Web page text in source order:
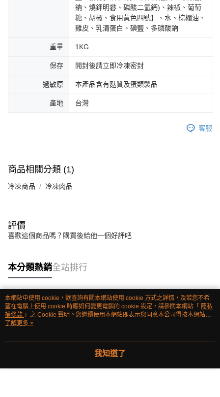
鈉、燒鉀明礬、磷酸二氫鈣)、辣椒、葡萄
糖、胡椒、食用黃色四號】、水、棕櫚油、
雞皮、乳清蛋白、碘鹽、多磷酸鈉
重量 1KG
保存 開封後請立即冷凍密封
過敏原 本產品含有麩質及蛋類製品
產地 台灣
客服
商品相關分類 (1)
冷凍商品 冷凍肉品
評價
喜歡這個商品嗎？購買後給他一個好評吧
本分類熱銷全站排行
熱門標籤
本網站中使用 cookie，欲查詢有關本網站使用 cookie 方式之詳情，及若您不希
望在電腦上使用 cookie 時應如何變更電腦的 cookie 設定，請參閱本網站「 隱私
權條款 」之 Cookie 聲明。您繼續使用本網站即表示您同意本公司得按本網站使
用條款之 Cookie 聲明使用 cookie。
了解更多 >
我知道了